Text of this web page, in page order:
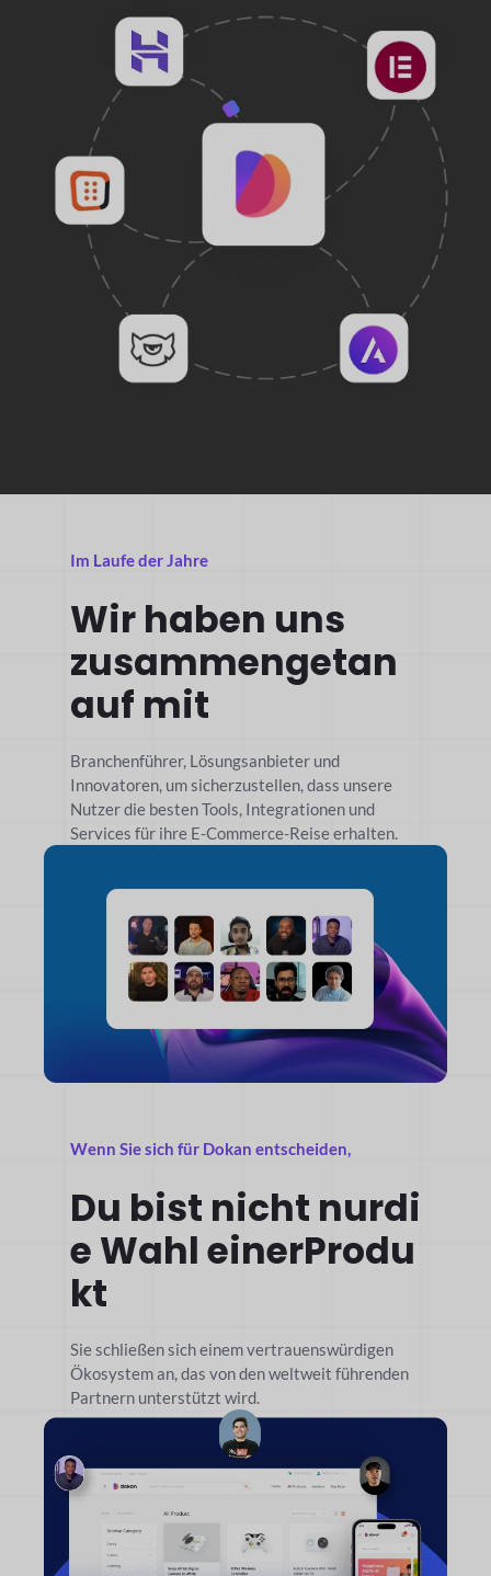
Im Laufe der Jahre
Wir haben uns
zusammengetan
auf mit
Branchenführer, Lösungsanbieter und
Innovatoren, um sicherzustellen, dass unsere
Nutzer die besten Tools, Integrationen und
Services für ihre E-Commerce-Reise erhalten.
Wenn Sie sich für Dokan entscheiden,
Du bist nicht nurdi
e Wahl einerProdu
kt
Sie schließen sich einem vertrauenswürdigen
Ökosystem an, das von den weltweit führenden
Partnern unterstützt wird.